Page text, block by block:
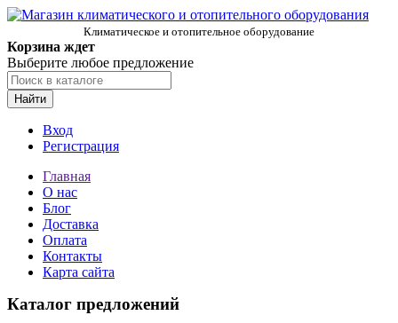
Климатическое и отопительное оборудование
Корзина ждет
Выберите любое предложение
Найти
Вход
Регистрация
Главная
О нас
Блог
Доставка
Оплата
Контакты
Карта сайта
Каталог предложений